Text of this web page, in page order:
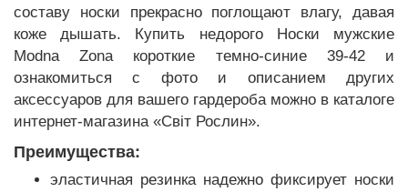
составу носки прекрасно поглощают влагу, давая
коже дышать. Купить недорого Носки мужские
Modna Zona короткие темно-синие 39-42 и
ознакомиться с фото и описанием других
аксессуаров для вашего гардероба можно в каталоге
интернет-магазина «Світ Рослин».
Преимущества:
эластичная резинка надежно фиксирует носки